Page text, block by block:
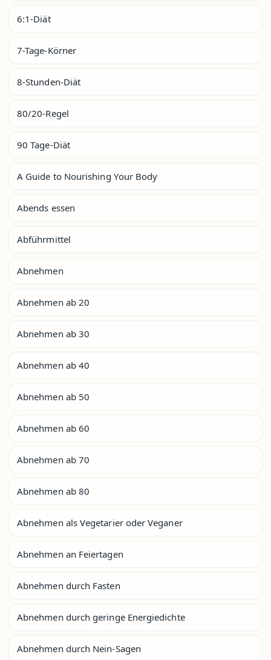
6:1-Diät
7-Tage-Körner
8-Stunden-Diät
80/20-Regel
90 Tage-Diät
A Guide to Nourishing Your Body
Abends essen
Abführmittel
Abnehmen
Abnehmen ab 20
Abnehmen ab 30
Abnehmen ab 40
Abnehmen ab 50
Abnehmen ab 60
Abnehmen ab 70
Abnehmen ab 80
Abnehmen als Vegetarier oder Veganer
Abnehmen an Feiertagen
Abnehmen durch Fasten
Abnehmen durch geringe Energiedichte
Abnehmen durch Nein-Sagen